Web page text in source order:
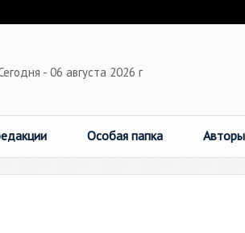
- 06 августа 2026 г
Особая папка Авторы